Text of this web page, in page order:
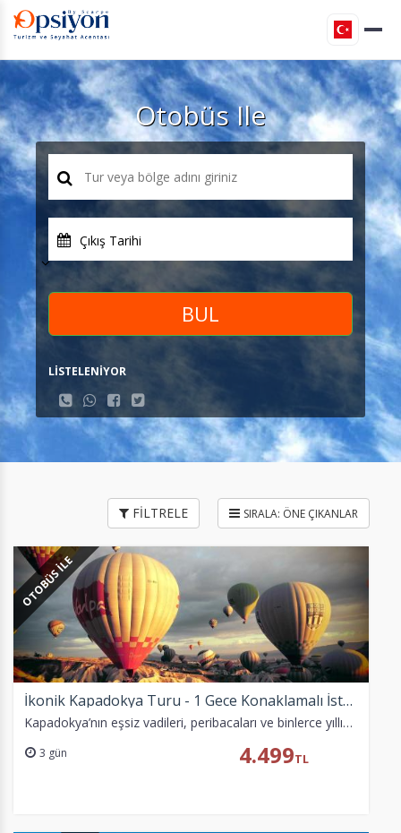
Otobüs Ile
Çıkış Tarihi
BUL
LİSTELENİYOR
FİLTRELE
OTOBÜS İLE
İkonik Kapadokya Turu - 1 Gece Konaklamalı İstanbul Ankara Çıkışlı
Kapadokya’nın eşsiz vadileri, peribacaları ve binlerce yıllık tarihini keşfedeceğiniz unutulmaz bir yolculuk sizleri bekliyor. Doğa ve kültürün iç içe geçtiği bu…
3 gün 4.499TL